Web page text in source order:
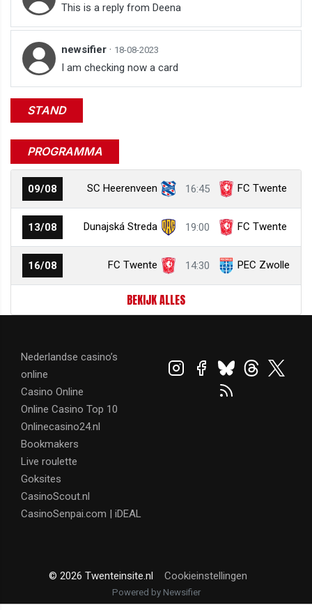
This is a reply from Deena
newsifier · 18-08-2023
I am checking now a card
STAND
PROGRAMMA
09/08 SC Heerenveen 16:45 FC Twente
13/08 Dunajská Streda 19:00 FC Twente
16/08 FC Twente 14:30 PEC Zwolle
BEKIJK ALLES
Nederlandse casino’s
online
Casino Online
Online Casino Top 10
Onlinecasino24.nl
Bookmakers
Live roulette
Goksites
CasinoScout.nl
CasinoSenpai.com | iDEAL
© 2026 Twenteinsite.nl Cookieinstellingen
Powered by Newsifier